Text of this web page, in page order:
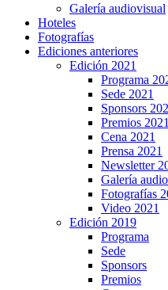
Galería audiovisual
Hoteles
Fotografías
Ediciones anteriores
Edición 2021
Programa
Sede 2021
Sponsors
Premios 2021
Cena 2021
Prensa 2021
Newsletter
Galería
Fotografías
Video 2021
Edición 2019
Programa
Sede
Sponsors
Premios